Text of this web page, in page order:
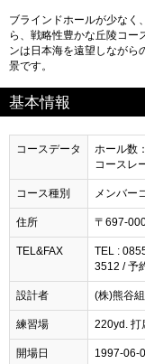
ブラインドホールが少なく
ら、戦略性豊かな丘陵コー
ンは日本海を遠望しながら
景です。
基本情報
コースデータ
ホール数
コースレ
コース種別 メンバー
住所 〒697-
TEL&FAX
TEL :
3512 / 予
設計者 (株)熊谷組
練習場 220yd. 打
開場日 1997-06-